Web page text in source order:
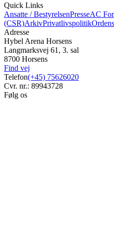
Quick Links
Ansatte / BestyrelsenPresseAC
(CSR)ArkivPrivatlivspolitik
Adresse
Hybel Arena Horsens
Langmarksvej 61, 3. sal
8700 Horsens
Find vej
Telefon(+45) 75626020
Cvr. nr.: 89943728
Følg os